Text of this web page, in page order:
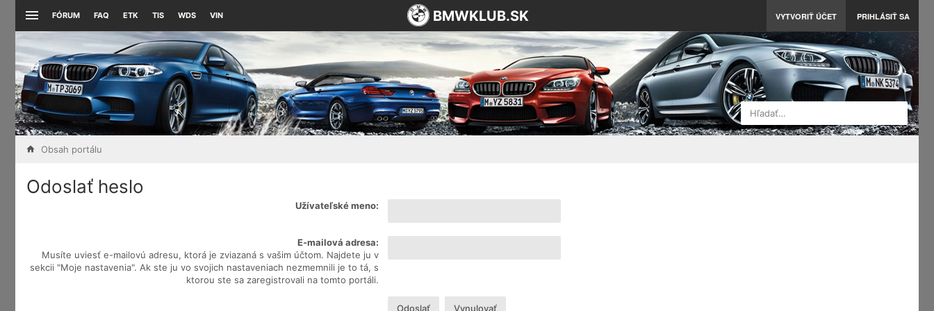
FÓRUM FAQ ETK TIS WDS VIN VYTVORIŤ ÚČET PRIHLÁSIŤ SA
BMWKLUB.SK
Hľadať…
Obsah portálu
Odoslať heslo
Užívateľské meno:
E-mailová adresa:
Musíte uviesť e-mailovú adresu, ktorá je zviazaná s vašim účtom. Najdete ju v
sekcii "Moje nastavenia". Ak ste ju vo svojich nastaveniach nezmemnili je to tá, s
ktorou ste sa zaregistrovali na tomto portáli.